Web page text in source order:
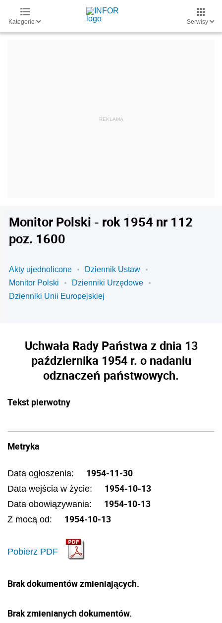
Kategorie Serwisy
Monitor Polski - rok 1954 nr 112
poz. 1600
Akty ujednolicone
Dziennik Ustaw
Monitor Polski
Dzienniki Urzędowe
Dzienniki Unii Europejskiej
Uchwała Rady Państwa z dnia 13
października 1954 r. o nadaniu
odznaczeń państwowych.
Tekst pierwotny
Metryka
Data ogłoszenia: 1954-11-30
Data wejścia w życie: 1954-10-13
Data obowiązywania: 1954-10-13
Z mocą od: 1954-10-13
Pobierz PDF
Brak dokumentów zmieniających.
Brak zmienianych dokumentów.